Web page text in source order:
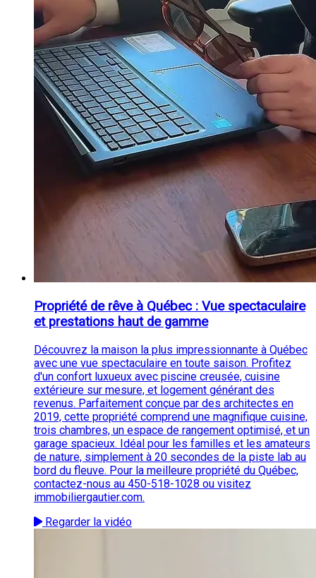
Propriété de rêve à Québec : Vue spectaculaire
et prestations haut de gamme
Découvrez la maison la plus impressionnante à Québec
avec une vue spectaculaire en toute saison. Profitez
d'un confort luxueux avec piscine creusée, cuisine
extérieure sur mesure, et logement générant des
revenus. Parfaitement conçue par des architectes en
2019, cette propriété comprend une magnifique cuisine,
trois chambres, un espace de rangement optimisé, et un
garage spacieux. Idéal pour les familles et les amateurs
de nature, simplement à 20 secondes de la piste lab au
bord du fleuve. Pour la meilleure propriété du Québec,
contactez-nous au 450-518-1028 ou visitez
immobiliergautier.com.
Regarder la vidéo